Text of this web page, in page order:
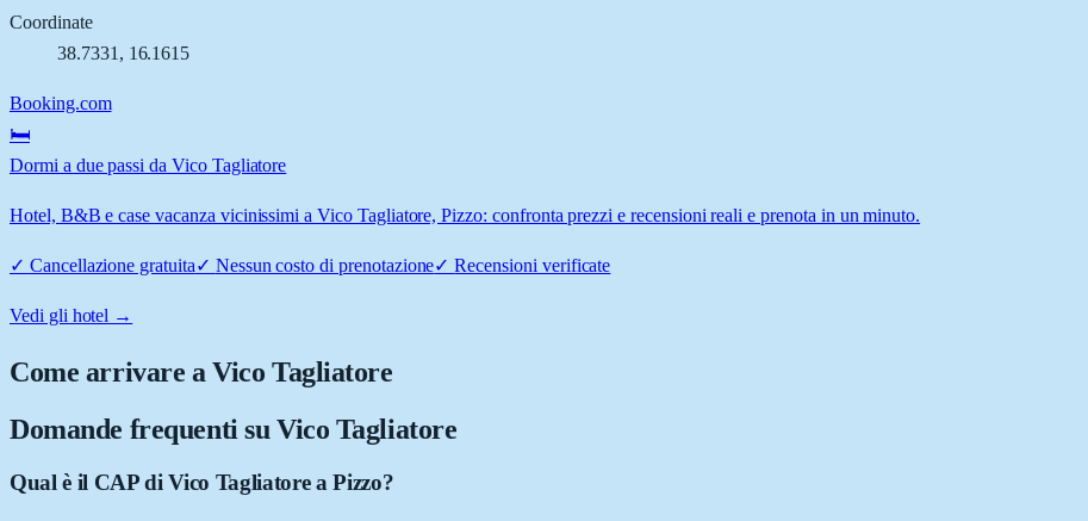
Coordinate
38.7331 , 16.1615
Booking.com
🛏️
Dormi a due passi da Vico Tagliatore
Hotel, B&B e case vacanza vicinissimi a Vico Tagliatore, Pizzo: confronta prezzi e recensioni reali e prenota in un minuto.
✓ Cancellazione gratuita✓ Nessun costo di prenotazione✓Recensioni verificate
Vedi gli hotel →
Come arrivare aVico Tagliatore
Domande frequenti su Vico Tagliatore
Qual è il CAP di Vico Tagliatore a Pizzo?